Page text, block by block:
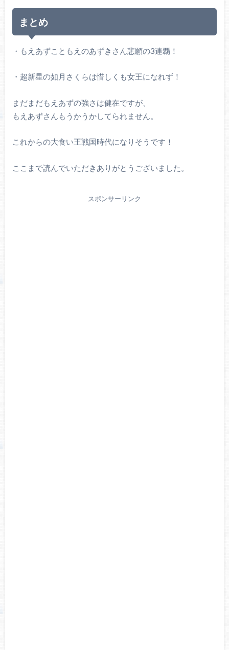
まとめ
・もえあずこともえのあずきさん悲願の3連覇！
・超新星の如月さくらは惜しくも女王になれず！
まだまだもえあずの強さは健在ですが、
もえあずさんもうかうかしてられません。
これからの大食い王戦国時代になりそうです！
ここまで読んでいただきありがとうございました。
スポンサーリンク